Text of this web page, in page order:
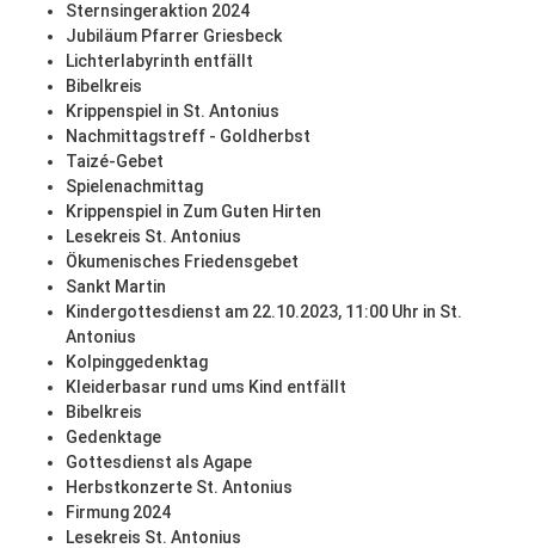
Sternsingeraktion 2024
Jubiläum Pfarrer Griesbeck
Lichterlabyrinth entfällt
Bibelkreis
Krippenspiel in St. Antonius
Nachmittagstreff - Goldherbst
Taizé-Gebet
Spielenachmittag
Krippenspiel in Zum Guten Hirten
Lesekreis St. Antonius
Ökumenisches Friedensgebet
Sankt Martin
Kindergottesdienst am 22.10.2023, 11:00 Uhr in St.
Antonius
Kolpinggedenktag
Kleiderbasar rund ums Kind entfällt
Bibelkreis
Gedenktage
Gottesdienst als Agape
Herbstkonzerte St. Antonius
Firmung 2024
Lesekreis St. Antonius